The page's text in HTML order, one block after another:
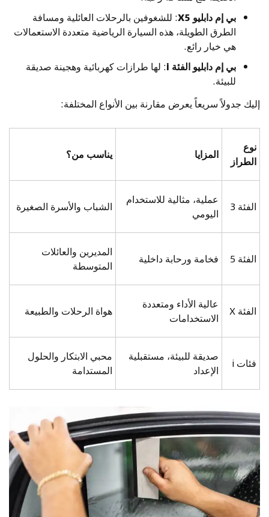
بي إم دابليو X5
: للشغوفين بالرحلات العائلية ومسافة
الطرق الطويلة، هذه السيارة الرياضية متعددة الاستعمالات
هي خيار رائع.
بي إم دابليو الفئة i : لها طرازات كهربائية وهجينة صديقة
للبيئة.
إليك جدولاً سريعاً يعرض مقارنة بين الأنواع المختلفة:
نوع
الطراز
المزايا يناسب من؟
الفئة 3
عملية، مثالية للاستخدام
اليومي
الشباب والأسرة الصغيرة
الفئة 5 فخامة ورحابة داخلية
المديرين والعائلات
المتوسطة
الفئة X
عالية الأداء ومتعددة
الاستخدامات
هواة الرحلات والطبيعة
فئات i
صديقة للبيئة، مستقبلية
الإعداد
محبي الابتكار والحلول
المستدامة